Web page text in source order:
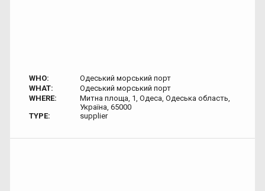
WHO:
Одеський морський порт
WHAT:
Одеський морський порт
WHERE:
Митна площа, 1, Одеса, Одеська область,
Україна, 65000
TYPE:
supplier